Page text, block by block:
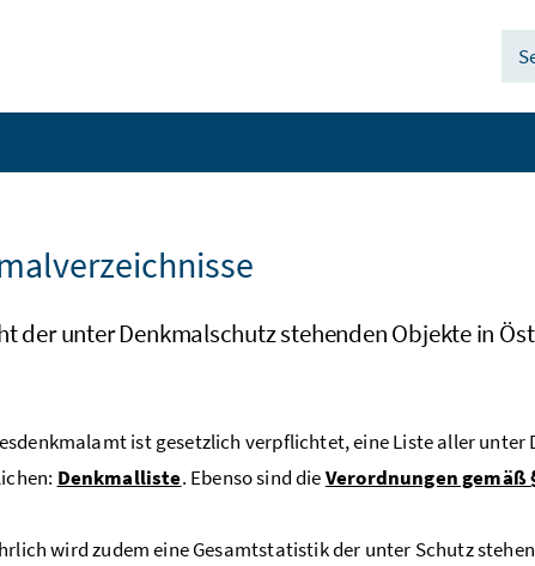
der unter Denkmalschutz stehenden Objekte in
ist gesetzlich verpflichtet, eine Liste aller
Denkmalliste. Ebenso sind dieVerordnungen gemäß
wird zudem eine Gesamtstatistik der unter Schutz